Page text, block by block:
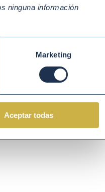
ninguna información
Marketing
Aceptar todas